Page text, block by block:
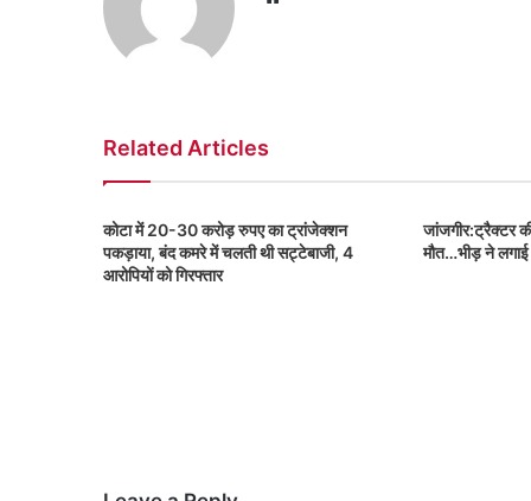
Related Articles
कोटा में 20-30 करोड़ रुपए का ट्रांजेक्शन
पकड़ाया, बंद कमरे में चलती थी सट्टेबाजी, 4
आरोपियों को गिरफ्तार
जांजगीर:ट्रैक्टर
मौत…भीड़ ने